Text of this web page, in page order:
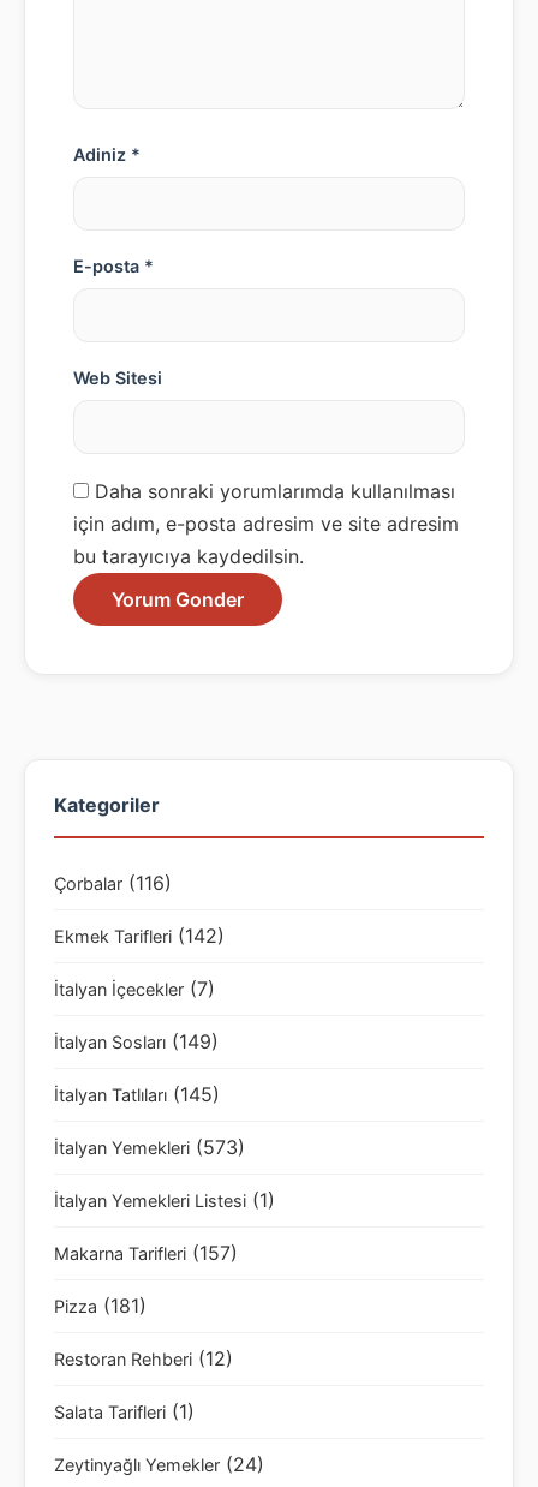
Adiniz *
E-posta *
Web Sitesi
Daha sonraki yorumlarımda kullanılması
için adım, e-posta adresim ve site adresim
bu tarayıcıya kaydedilsin.
Kategoriler
Çorbalar (116)
Ekmek Tarifleri (142)
İtalyan İçecekler (7)
İtalyan Sosları (149)
İtalyan Tatlıları (145)
İtalyan Yemekleri (573)
İtalyan Yemekleri Listesi (1)
Makarna Tarifleri (157)
Pizza (181)
Restoran Rehberi (12)
Salata Tarifleri (1)
Zeytinyağlı Yemekler (24)